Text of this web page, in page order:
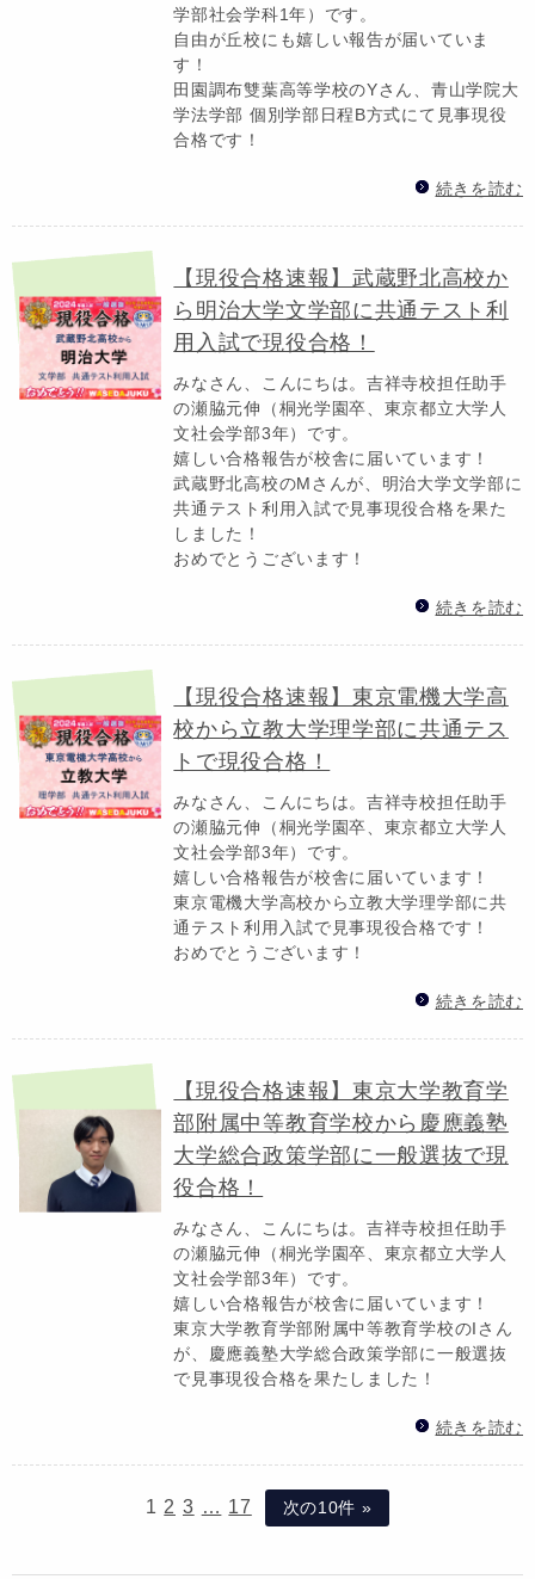
学部社会学科1年）です。
自由が丘校にも嬉しい報告が届いていま
す！
田園調布雙葉高等学校のYさん、青山学院大
学法学部 個別学部日程B方式にて見事現役
合格です！
続きを読む
【現役合格速報】武蔵野北高校か
ら明治大学文学部に共通テスト利
用入試で現役合格！
みなさん、こんにちは。吉祥寺校担任助手
の瀬脇元伸（桐光学園卒、東京都立大学人
文社会学部3年）です。
嬉しい合格報告が校舎に届いています！
武蔵野北高校のMさんが、明治大学文学部に
共通テスト利用入試で見事現役合格を果た
しました！
おめでとうございます！
続きを読む
【現役合格速報】東京電機大学高
校から立教大学理学部に共通テス
トで現役合格！
みなさん、こんにちは。吉祥寺校担任助手
の瀬脇元伸（桐光学園卒、東京都立大学人
文社会学部3年）です。
嬉しい合格報告が校舎に届いています！
東京電機大学高校から立教大学理学部に共
通テスト利用入試で見事現役合格です！
おめでとうございます！
続きを読む
【現役合格速報】東京大学教育学
部附属中等教育学校から慶應義塾
大学総合政策学部に一般選抜で現
役合格！
みなさん、こんにちは。吉祥寺校担任助手
の瀬脇元伸（桐光学園卒、東京都立大学人
文社会学部3年）です。
嬉しい合格報告が校舎に届いています！
東京大学教育学部附属中等教育学校のIさん
が、慶應義塾大学総合政策学部に一般選抜
で見事現役合格を果たしました！
続きを読む
1 2 3 … 17 次の10件 »